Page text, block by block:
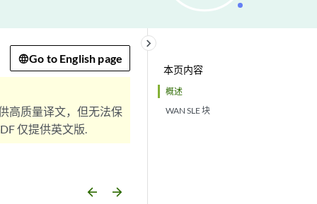
本页内容
概述
WAN SLE 块
keyboard_arrow_right
Go to English page
高质量译文，但无法保
仅提供英文版.
arrow_backward arrow_forward